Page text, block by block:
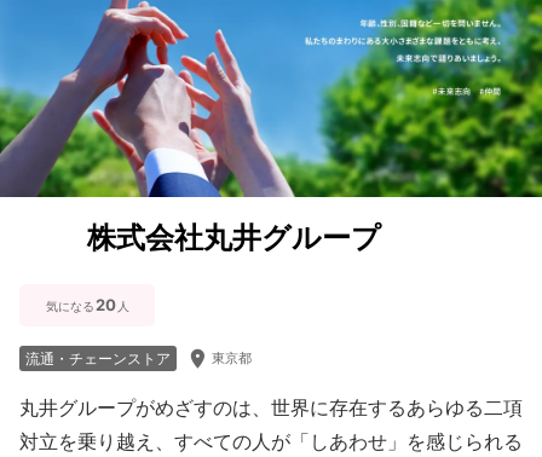
株式会社丸井グループ
気になる20 人
流通・チェーンストア room 東京都
丸井グループがめざすのは、世界に存在するあらゆる二項
対立を乗り越え、すべての人が「しあわせ」を感じられる